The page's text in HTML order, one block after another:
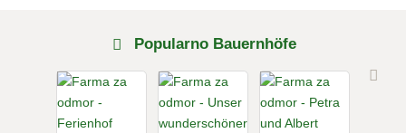
Popularno Bauernhöfe